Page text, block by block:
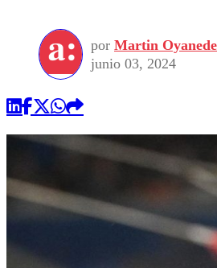
Seleccion Chilena
Torneo
Universidad de
Economía
Internacional
Sustentabilidad
Publicaciones en
Opinión
por Martin
junio 03, 2024